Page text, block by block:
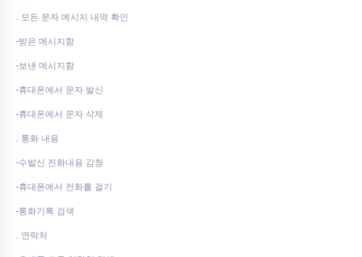
. 모든 문자 메시지 내역 확인
-받은 메시지함
-보낸 메시지함
-휴대폰에서 문자 발신
-휴대폰에서 문자 삭제
. 통화 내용
-수발신 전화내용 감청
-휴대폰에서 전화를 걸기
-통화기록 검색
. 연락처